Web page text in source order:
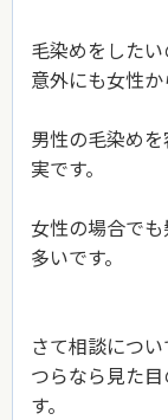
毛染めをした
意外にも女性か
男性の毛染め
実です。
女性の場合で
多いです。
さて相談につ
つらなら見た
す。